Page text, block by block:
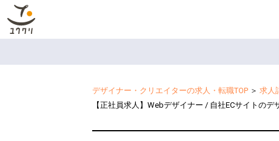
デザイナー・クリエイターの求人・転職TOP ＞ 求人
【正社員求人】Webデザイナー / 自社ECサイトの